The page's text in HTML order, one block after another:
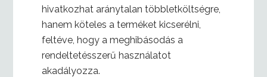
hivatkozhat aránytalan többletköltségre,
hanem köteles a terméket kicserélni,
feltéve, hogy a meghibásodás a
rendeltetésszerű használatot
akadályozza.